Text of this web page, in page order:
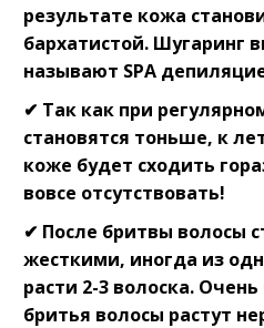
результате кожа
бархатистой. Шугаринг
называют SPA
✔ Так как при
становятся тоньше, к
коже будет сходить
вовсе отсутствовать!⠀
✔ После бритвы волосы
жесткими, иногда из
расти 2-3 волоска.
бритья волосы растут